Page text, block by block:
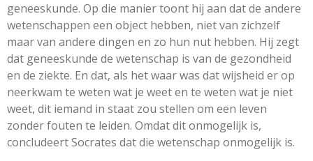
geneeskunde. Op die manier toont hij aan dat de andere
wetenschappen een object hebben, niet van zichzelf
maar van andere dingen en zo hun nut hebben. Hij zegt
dat geneeskunde de wetenschap is van de gezondheid
en de ziekte. En dat, als het waar was dat wijsheid er op
neerkwam te weten wat je weet en te weten wat je niet
weet, dit iemand in staat zou stellen om een leven
zonder fouten te leiden. Omdat dit onmogelijk is,
concludeert Socrates dat die wetenschap onmogelijk is.